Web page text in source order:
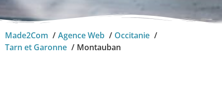
Made2Com Agence Web
Occitanie
Tarn et Garonne
Montauban